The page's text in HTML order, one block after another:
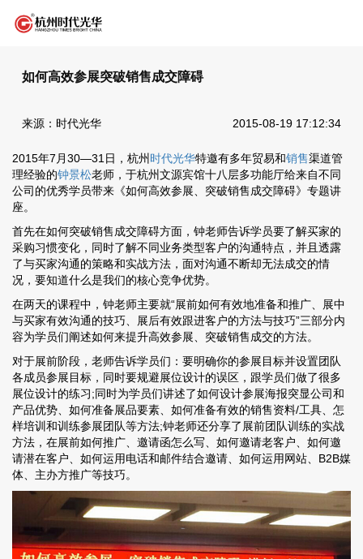
如何高效参展突破销售成交障碍
来源：时代光华 2015-08-19 17:12:34
2015年7月30—31日，杭州 时代光华特邀有多年贸易和销售渠道管
理经验的钟景松老师，于杭州文源宾馆十八层多功能厅给来自不同
公司的优秀学员带来《如何高效参展、突破销售成交障碍》专题讲
座。
首先在如何突破销售成交障碍方面，钟老师告诉学员要了解买家的
采购习惯变化，同时了解不同业务类型客户的沟通特点，并且透露
了与买家沟通的策略和实战方法，面对沟通不断却无法成交的情
况，要知道什么是我们的核心竞争优势。
在两天的课程中，钟老师主要就“展前如何有效地准备和推广、展中
与买家有效沟通的技巧、展后有效跟进客户的方法与技巧”三部分内
容为学员们阐述如何来提升高效参展、突破销售成交的方法。
对于展前阶段，老师告诉学员们：要明确你的参展目标并设置团队
各成员参展目标，同时要规避展位设计的误区，跟学员们做了很多
展位设计的练习;同时为学员们讲述了如何设计参展海报突显公司和
产品优势、如何准备展品要素、如何准备有效的销售资料/工具、怎
样培训和训练参展团队等方法;钟老师还分享了展前团队训练的实战
方法，在展前如何推广、邀请函怎么写、如何邀请老客户、如何邀
请潜在客户、如何运用电话和邮件结合邀请、如何运用网站、B2B媒
体、主办方推广等技巧。